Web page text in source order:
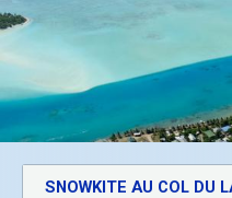
SNOWKITE AU COL DU